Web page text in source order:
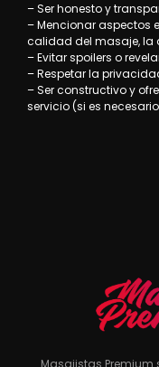
– Ser honesto y
– Mencionar aspectos
calidad del masaje, la
– Evitar spoilers o
– Respetar la
– Ser constructivo y
servicio (si es
Masajistas Premium